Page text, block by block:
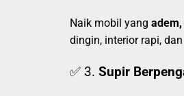
Naik mobil yang
dingin, interior rapi,
✅ 3. Supir